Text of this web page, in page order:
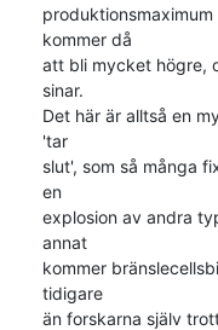
kommer då
att bli mycket högre,
sinar.
Det här är alltså en
'tar
slut', som så många
en
explosion av andra
annat
kommer
tidigare
än forskarna själv